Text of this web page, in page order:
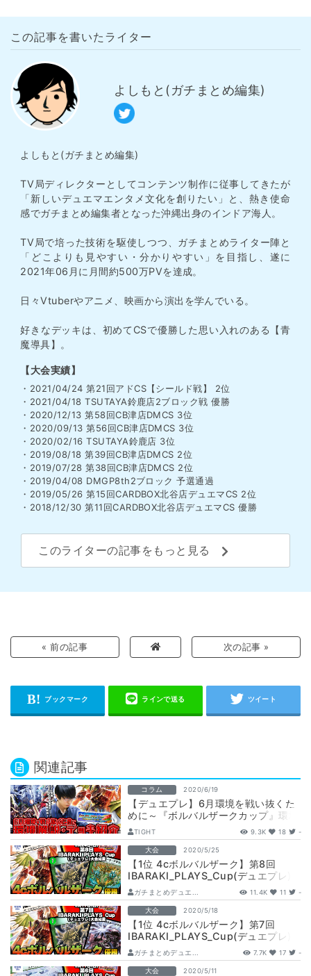
この記事を書いたライター
よしもと(ガチまとめ編集)
よしもと(ガチまとめ編集)
TV局ディレクターとしてコンテンツ制作に従事してきたが
「新しいデュエマエンタメ文化を創りたい」と、熱き使命
感でガチまとめ編集者となった沖縄出身のインドア海人。
TV局で培った技術を駆使しつつ、ガチまとめライター陣と
「どこよりも見やすい・分かりやすい」を目指し、遂に
2021年06月に月間約500万PVを達成。
日々Vtuberやアニメ、映画から演出を学んでいる。
好きなデッキは、初めてCSで優勝した思い入れのある【青
魔導具】。
【大会実績】
・2021/04/24 第21回アドCS【シールド戦】 2位
・2021/04/18 TSUTAYA鈴鹿店2ブロック戦 優勝
・2020/12/13 第58回CB津店DMCS 3位
・2020/09/13 第56回CB津店DMCS 3位
・2020/02/16 TSUTAYA鈴鹿店 3位
・2019/08/18 第39回CB津店DMCS 2位
・2019/07/28 第38回CB津店DMCS 2位
・2019/04/08 DMGP8th2ブロック 予選通過
・2019/05/26 第15回CARDBOX北谷店デュエマCS 2位
・2018/12/30 第11回CARDBOX北谷店デュエマCS 優勝
このライターの記事をもっと見る
« 前の記事 次の記事 »
関連記事
コラム 2020/6/19
【デュエプレ】6月環境を戦い抜くた
めに～『ボルバルザークカップ』環境
解説・デッキ紹介～
TIGHT 9.3K 18 -
大会 2020/5/25
【1位 4cボルバルザーク】第8回
IBARAKI_PLAYS_Cup(デュエプレ)
ガチまとめデュエ... 11.4K 11 -
大会 2020/5/18
【1位 4cボルバルザーク】第7回
IBARAKI_PLAYS_Cup(デュエプレ)
ガチまとめデュエ... 7.7K 17 -
大会 2020/5/11